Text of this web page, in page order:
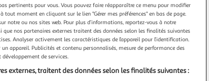
pertinents pour vous. Vous pouvez faire réapparaître ce menu pour modifier
tout moment en cliquant sur le lien "Gérer mes préférences" en bas de page.
notre ou nos sites web. Pour plus d’informations, reportez-vous à notre
nos partenaires externes traitent des données selon les finalités suivantes
Analyser activement les caractéristiques de l’appareil pour l’identification.
appareil. Publicités et contenu personnalisés, mesure de performance des
développement de services.
externes, traitent des données selon les finalités suivantes :